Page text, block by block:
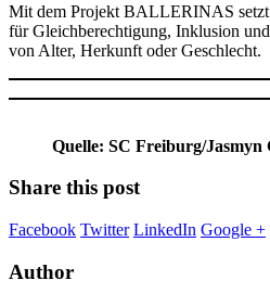
Mit dem Projekt BALLERINAS
für Gleichberechtigung, Inklusion
von Alter, Herkunft oder Geschlecht.
Quelle: SC Freiburg/Jasmyn
Share this post
Facebook Twitter LinkedIn Google +
Author